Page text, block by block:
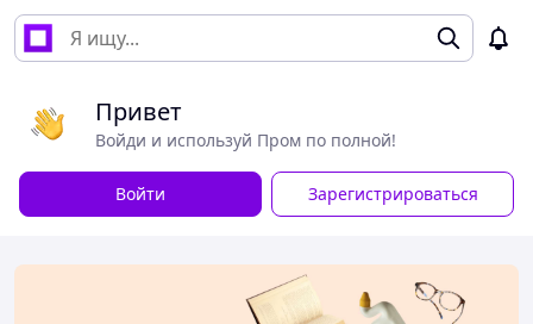
Привет
Войди и используй Пром по полной!
Войти Зарегистрироваться